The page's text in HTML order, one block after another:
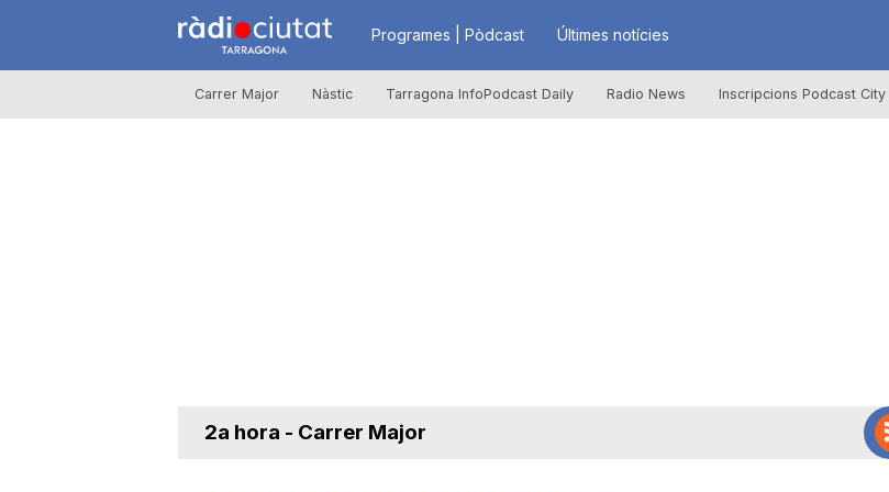
R
à
Programes | Pòdcast Últimes notícies
Carrer Major Nàstic Tarragona InfoPodcast Daily Radio News Inscripcions Podcast City
2a hora - Carrer Major